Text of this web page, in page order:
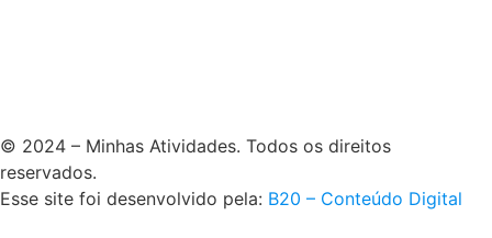
© 2024 – Minhas Atividades. Todos os direitos
reservados.
Esse site foi desenvolvido pela: B20 – Conteúdo Digital